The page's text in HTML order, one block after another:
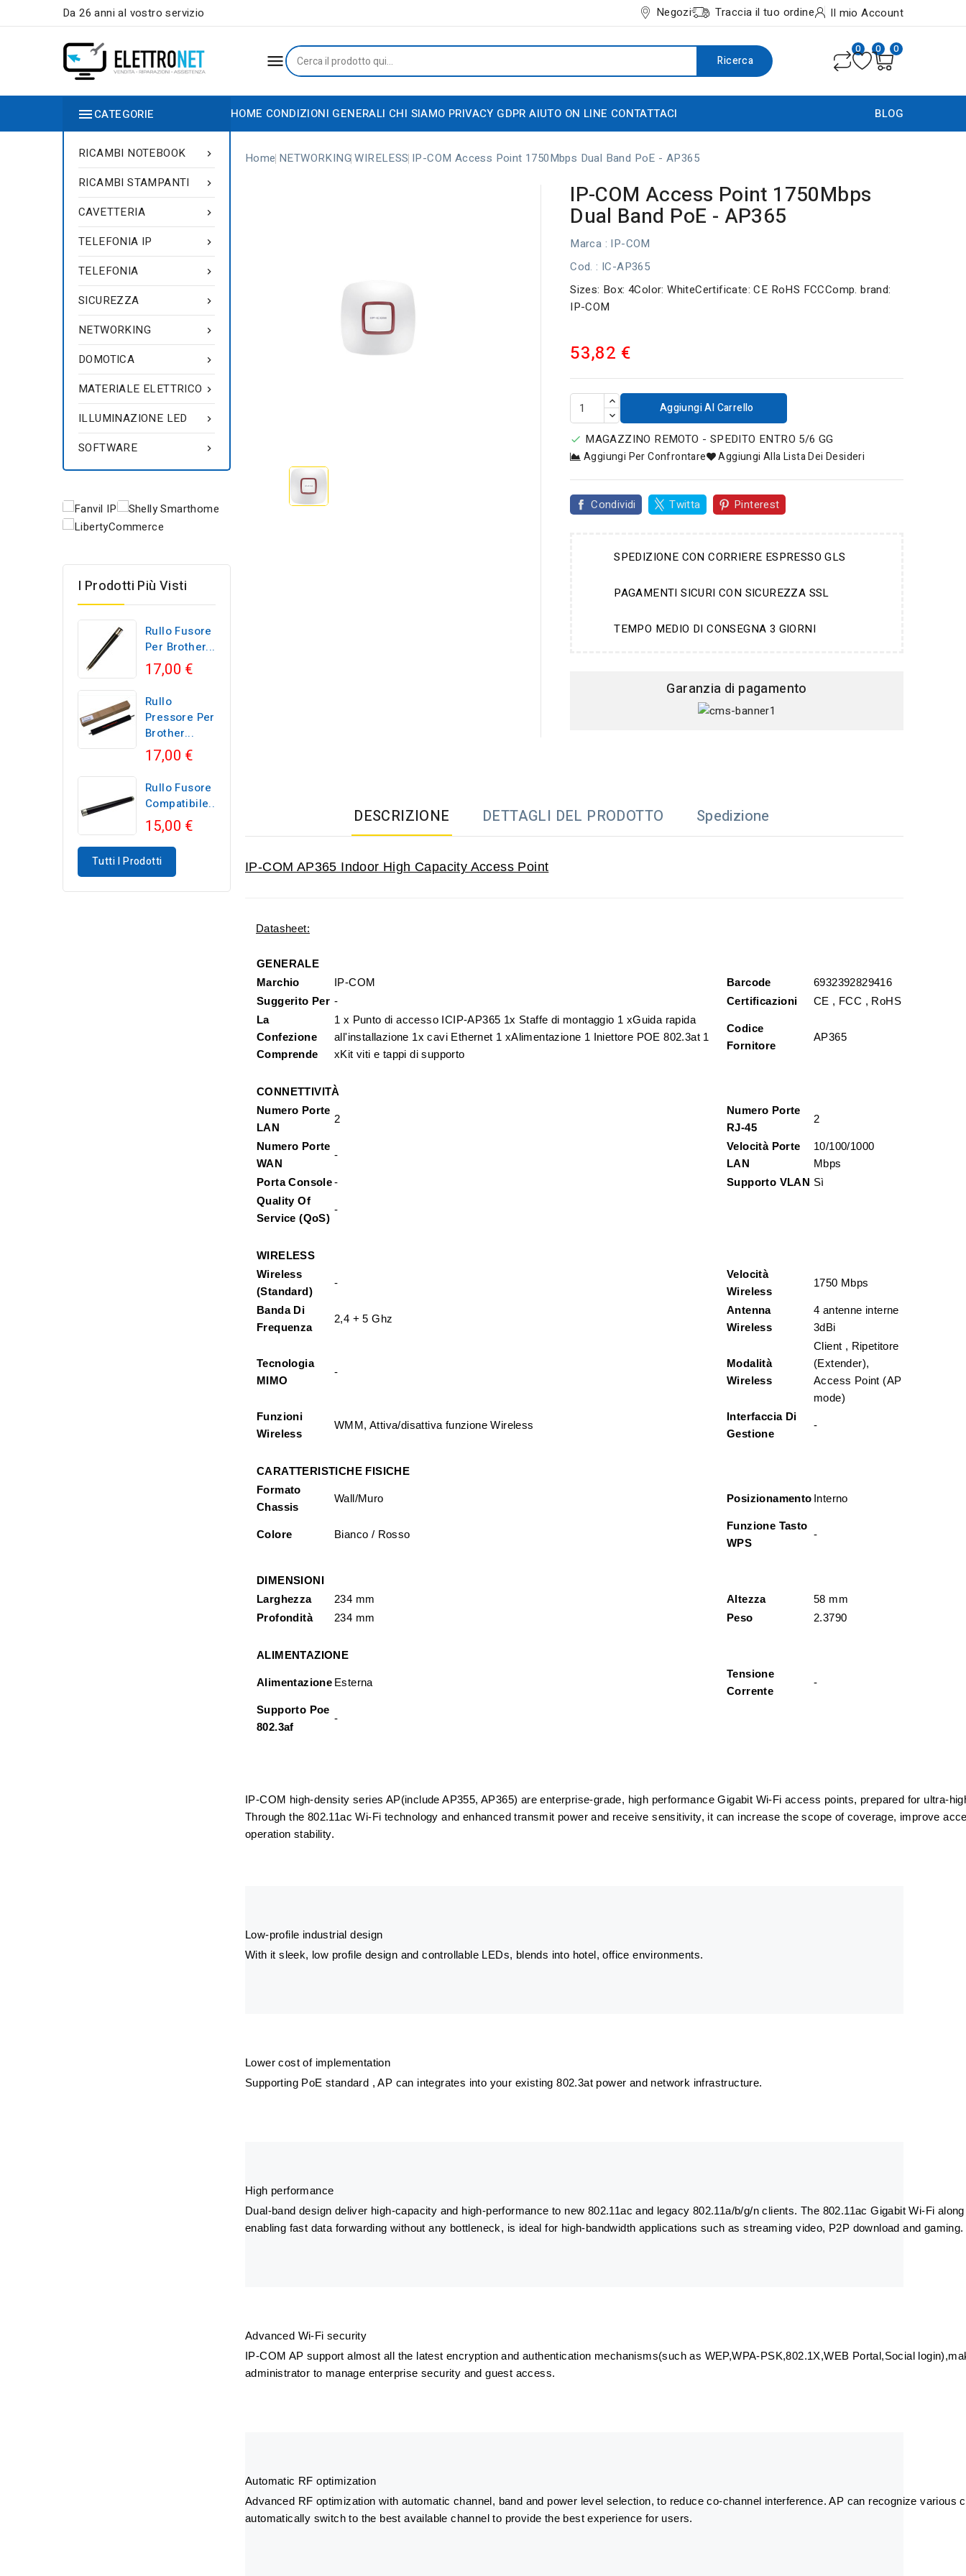
Da 26 anni al vostro servizio Negozi Traccia il tuo ordine Il mio Account
 Ricerca
0 0 0
HOME CONDIZIONI GENERALI CHI SIAMO PRIVACY GDPR AIUTO ON LINE CONTATTACI BLOG
CATEGORIE

RICAMBI NOTEBOOK

RICAMBI STAMPANTI

CAVETTERIA

TELEFONIA IP

TELEFONIA

SICUREZZA

NETWORKING

DOMOTICA

MATERIALE ELETTRICO

ILLUMINAZIONE LED

SOFTWARE
I Prodotti Più Visti
Rullo Fusore
Per Brother...
17,00 €
Rullo
Pressore Per
Brother...
17,00 €
Rullo Fusore
Compatibile...
15,00 €
Tutti I Prodotti
Home NETWORKING WIRELESS IP-COM Access Point 1750Mbps Dual Band PoE - AP365
IP-COM Access Point 1750Mbps
Dual Band PoE - AP365
Marca : IP-COM
Cod. : IC-AP365
Sizes: Box: 4Color: WhiteCertificate: CE RoHS FCCComp. brand:
IP-COM
53,82 €
Aggiungi Al Carrello
 MAGAZZINO REMOTO - SPEDITO ENTRO 5/6 GG
Aggiungi Per Confrontare Aggiungi Alla Lista Dei Desideri
Condividi Twitta Pinterest
SPEDIZIONE CON CORRIERE ESPRESSO GLS
PAGAMENTI SICURI CON SICUREZZA SSL
TEMPO MEDIO DI CONSEGNA 3 GIORNI
Garanzia di pagamento
DESCRIZIONE DETTAGLI DEL PRODOTTO Spedizione
IP-COM AP365 Indoor High Capacity Access Point
Datasheet:
GENERALE
Marchio
IP-COM Barcode
6932392829416
Suggerito Per - Certificazioni
CE , FCC , RoHS
La
Confezione
Comprende
1 x Punto di accesso ICIP-AP365 1x Staffe di montaggio 1 xGuida rapida
all'installazione 1x cavi Ethernet 1 xAlimentazione 1 Iniettore POE 802.3at 1
xKit viti e tappi di supporto
Codice
Fornitore
AP365
CONNETTIVITÀ
Numero Porte
LAN
2
Numero Porte
RJ-45
2
Numero Porte
WAN
-
Velocità Porte
LAN
10/100/1000
Mbps
Porta Console- Supporto VLAN Sì
Quality Of
Service (QoS)
-
WIRELESS
Wireless
(Standard)
-
Velocità
Wireless
1750 Mbps
Banda Di
Frequenza
2,4 + 5 Ghz
Antenna
Wireless
4 antenne interne
3dBi
Tecnologia
MIMO
-
Modalità
Wireless
Client , Ripetitore
(Extender),
Access Point (AP
mode)
Funzioni
Wireless
WMM, Attiva/disattiva funzione Wireless
Interfaccia Di
Gestione
-
CARATTERISTICHE FISICHE
Formato
Chassis
Wall/Muro Posizionamento Interno
Colore Bianco / Rosso
Funzione Tasto
WPS
-
DIMENSIONI
Larghezza
234 mm Altezza
58 mm
Profondità
234 mm Peso 2.3790
ALIMENTAZIONE
Alimentazione Esterna
Tensione
Corrente
-
Supporto Poe
802.3af
-
IP-COM high-density series AP(include AP355, AP365) are enterprise-grade, high performance Gigabit Wi-Fi access points, prepared for ultra-
Through the 802.11ac Wi-Fi technology and enhanced transmit power and receive sensitivity, it can increase the scope of coverage, improve
operation stability.
Low-profile industrial design
With it sleek, low profile design and controllable LEDs, blends into hotel, office environments.
Lower cost of implementation
Supporting PoE standard , AP can integrates into your existing 802.3at power and network infrastructure.
High performance
Dual-band design deliver high-capacity and high-performance to new 802.11ac and legacy 802.11a/b/g/n clients. The 802.11ac Gigabit Wi-Fi
enabling fast data forwarding without any bottleneck, is ideal for high-bandwidth applications such as streaming video, P2P download and gaming.
Advanced Wi-Fi security
IP-COM AP support almost all the latest encryption and authentication mechanisms(such as WEP,WPA-PSK,802.1X,WEB Portal,Social
administrator to manage enterprise security and guest access.
Automatic RF optimization
Advanced RF optimization with automatic channel, band and power level selection, to reduce co-channel interference. AP can recognize various
automatically switch to the best available channel to provide the best experience for users.